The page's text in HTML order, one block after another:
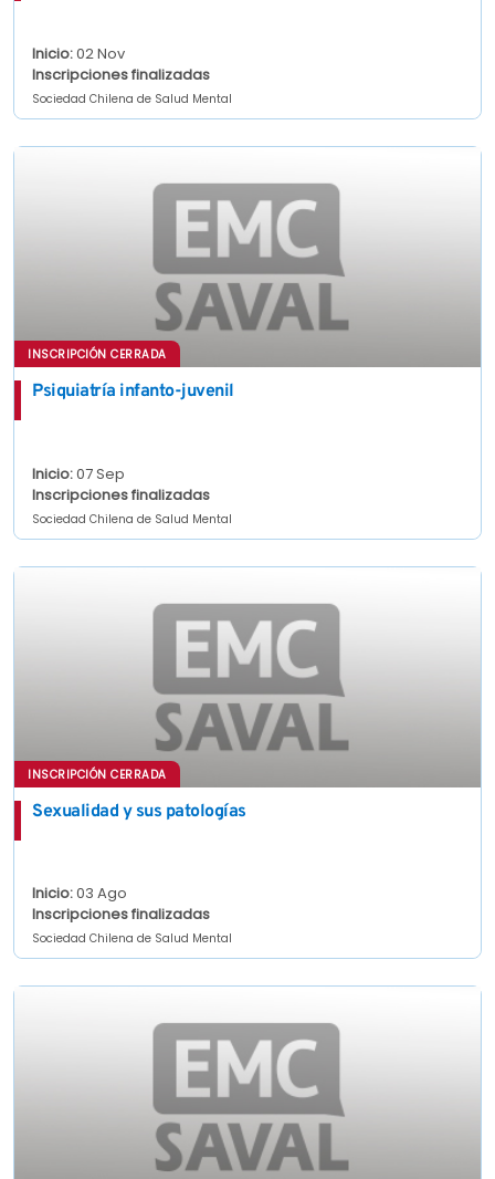
Inicio:02 Nov
Inscripciones finalizadas
Sociedad Chilena de Salud Mental
INSCRIPCIÓN CERRADA
Psiquiatría infanto-juvenil
Inicio:07 Sep
Inscripciones finalizadas
Sociedad Chilena de Salud Mental
INSCRIPCIÓN CERRADA
Sexualidad y sus patologías
Inicio:03 Ago
Inscripciones finalizadas
Sociedad Chilena de Salud Mental